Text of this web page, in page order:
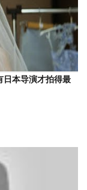
日本导演才拍得最